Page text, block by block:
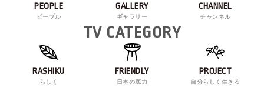
PEOPLE
ピープル
GALLERY
ギャラリー
CHANNEL
チャンネル
TV CATEGORY
RASHIKU
らしく
FRIENDLY
日本の底力
PROJECT
自分らしく生きる